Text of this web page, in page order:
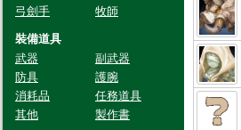
弓劍手
牧師
裝備道具
武器
副武器
防具
護腕
消耗品
任務道具
其他
製作書